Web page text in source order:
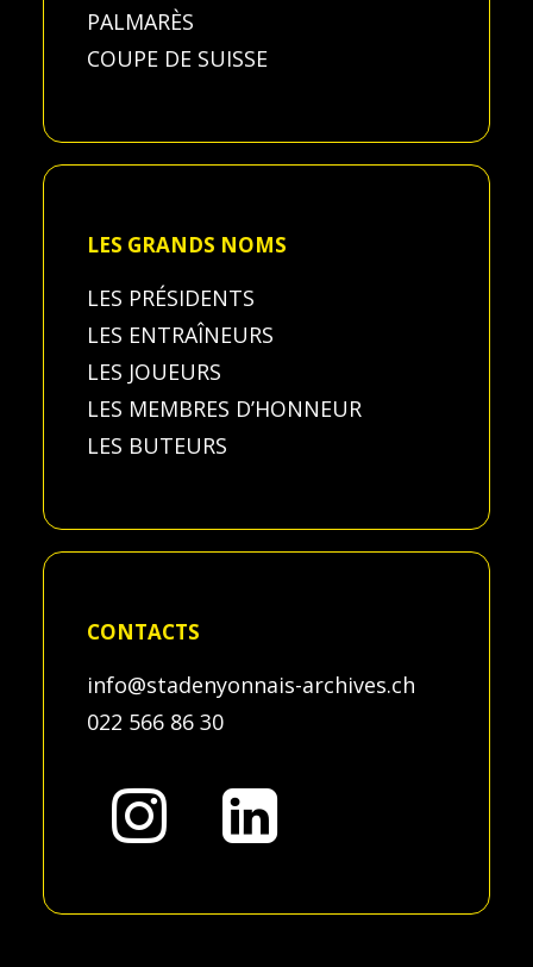
PALMARÈS
COUPE DE SUISSE
LES GRANDS NOMS
LES PRÉSIDENTS
LES ENTRAÎNEURS
LES JOUEURS
LES MEMBRES D’HONNEUR
LES BUTEURS
CONTACTS
info@stadenyonnais-archives.ch
022 566 86 30